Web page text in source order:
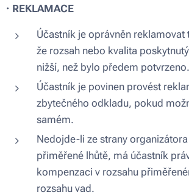
· REKLAMACE
Účastník je oprávněn reklamovat
že rozsah nebo kvalita
nižší, než bylo předem potvrzeno.
Účastník je povinen provést
zbytečného odkladu, pokud
samém.
Nedojde-li ze strany
přiměřené lhůtě, má účastník
kompenzaci v rozsahu
rozsahu vad.